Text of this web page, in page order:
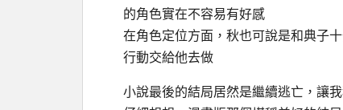
的角色實在不容易有好感
在角色定位方面，秋也可說是和典子
行動交給他去做
小說最後的結局居然是繼續逃亡，讓